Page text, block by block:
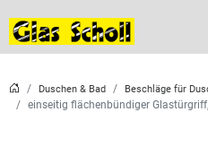
Duschen & Bad Beschläge für
einseitig flächenbündiger